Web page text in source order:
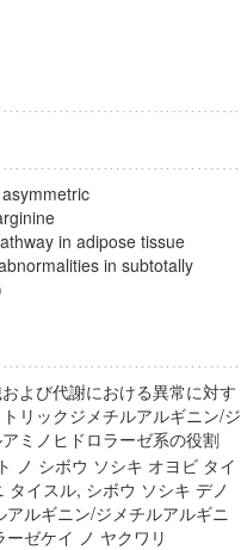
in adipose tissue
in subtotally
)
よび代謝における異常に対す
リックジメチルアルギニン/ジ
ミノヒドロラーゼ系の役割
ノ シボウ ソシキ オヨビ タイ
イスル, シボウ ソシキ デノ
ルギニン/ジメチルアルギニ
ーゼケイ ノ ヤクワリ